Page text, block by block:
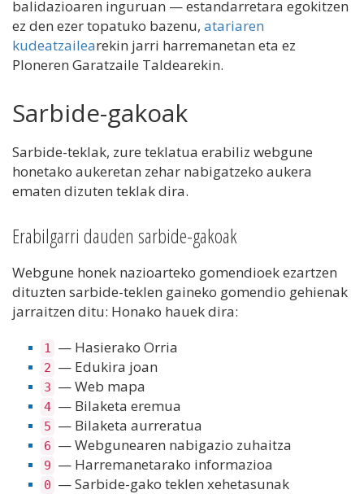
balidazioaren inguruan — estandarretara egokitzen
ez den ezer topatuko bazenu, atariaren
kudeatzailearekin jarri harremanetan eta ez
Ploneren Garatzaile Taldearekin.
Sarbide-gakoak
Sarbide-teklak, zure teklatua erabiliz webgune
honetako aukeretan zehar nabigatzeko aukera
ematen dizuten teklak dira.
Erabilgarri dauden sarbide-gakoak
Webgune honek nazioarteko gomendioek ezartzen
dituzten sarbide-teklen gaineko gomendio gehienak
jarraitzen ditu: Honako hauek dira:
1 — Hasierako Orria
2 — Edukira joan
3 — Web mapa
4 — Bilaketa eremua
5 — Bilaketa aurreratua
6 — Webgunearen nabigazio zuhaitza
9 — Harremanetarako informazioa
0 — Sarbide-gako teklen xehetasunak